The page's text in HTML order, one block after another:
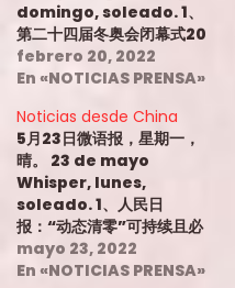
domingo, soleado. 1、
第二十四届冬奥会闭幕式20
日晚在北京举行。 1. La
ceremonia de
Juegos Olímpicos de
Invierno se celebró en
Pekín en la noche del
día 20. 2、国家卫健委：苏
州疫情快速发展、呼和浩特
疫情存较高外溢风险。 2.
Comisión Nacional de
Salud: El rápido
febrero 20, 2022
En «NOTICIAS PRENSA»
Noticias desde China
5月23日微语报，星期一，
晴。 23 de mayo
Whisper, lunes,
soleado. 1、人民日
报：“动态清零”可持续且必
须坚持。 1. Diario del
Pueblo: "Dynamic zero
mayo 23, 2022
En «NOTICIAS PRENSA»